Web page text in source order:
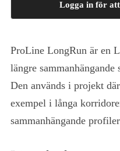
ProLine LongRun är en
längre
Den används i projekt
exempel i långa
sammanhängande
Logga in för att